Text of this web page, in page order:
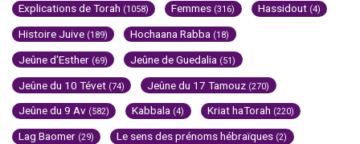
Explications de Torah (1058) Femmes (316) Hassidout (4)
Histoire Juive (189) Hochaana Rabba (18)
Jeûne d'Esther (69) Jeûne de Guedalia (51)
Jeûne du 10 Tévet (74) Jeûne du 17 Tamouz (270)
Jeûne du 9 Av (582) Kabbala (4) Kriat haTorah (220)
Lag Baomer (29) Le sens des prénoms hébraïques (2)